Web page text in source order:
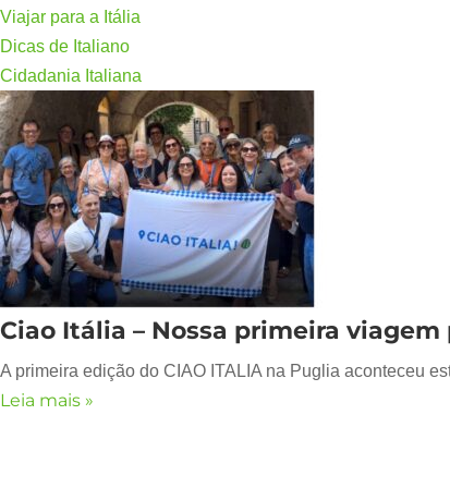
Viajar para a Itália
Dicas de Italiano
Cidadania Italiana
Ciao Itália – Nossa primeira viagem
A primeira edição do CIAO ITALIA na Puglia aconteceu
Leia mais »